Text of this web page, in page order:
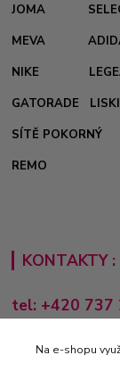
JOMA
MEVA
NIKE
GATORADE
LISKI
SÍTĚ POKORNÝ
REMO
KONTAKTY :
tel: +420 737
Pondělí-Pátek: 8 -
obchod@e-
Na e-shopu